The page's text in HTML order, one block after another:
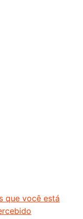
que você está